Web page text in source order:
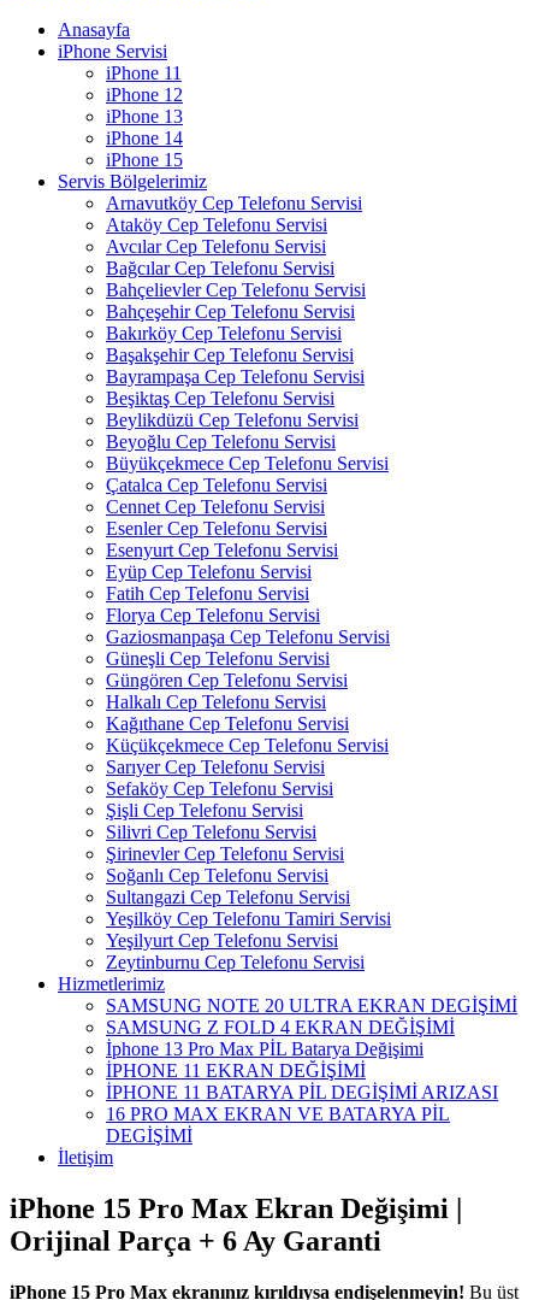
Anasayfa
iPhone Servisi
iPhone 11
iPhone 12
iPhone 13
iPhone 14
iPhone 15
Servis Bölgelerimiz
Arnavutköy Cep Telefonu Servisi
Ataköy Cep Telefonu Servisi
Avcılar Cep Telefonu Servisi
Bağcılar Cep Telefonu Servisi
Bahçelievler Cep Telefonu Servisi
Bahçeşehir Cep Telefonu Servisi
Bakırköy Cep Telefonu Servisi
Başakşehir Cep Telefonu Servisi
Bayrampaşa Cep Telefonu Servisi
Beşiktaş Cep Telefonu Servisi
Beylikdüzü Cep Telefonu Servisi
Beyoğlu Cep Telefonu Servisi
Büyükçekmece Cep Telefonu Servisi
Çatalca Cep Telefonu Servisi
Cennet Cep Telefonu Servisi
Esenler Cep Telefonu Servisi
Esenyurt Cep Telefonu Servisi
Eyüp Cep Telefonu Servisi
Fatih Cep Telefonu Servisi
Florya Cep Telefonu Servisi
Gaziosmanpaşa Cep Telefonu Servisi
Güneşli Cep Telefonu Servisi
Güngören Cep Telefonu Servisi
Halkalı Cep Telefonu Servisi
Kağıthane Cep Telefonu Servisi
Küçükçekmece Cep Telefonu Servisi
Sarıyer Cep Telefonu Servisi
Sefaköy Cep Telefonu Servisi
Şişli Cep Telefonu Servisi
Silivri Cep Telefonu Servisi
Şirinevler Cep Telefonu Servisi
Soğanlı Cep Telefonu Servisi
Sultangazi Cep Telefonu Servisi
Yeşilköy Cep Telefonu Tamiri Servisi
Yeşilyurt Cep Telefonu Servisi
Zeytinburnu Cep Telefonu Servisi
Hizmetlerimiz
SAMSUNG NOTE 20 ULTRA EKRAN DEGİŞİMİ
SAMSUNG Z FOLD 4 EKRAN DEĞİŞİMİ
İphone 13 Pro Max PİL Batarya Değişimi
İPHONE 11 EKRAN DEĞİŞİMİ
İPHONE 11 BATARYA PİL DEGİŞİMİ ARIZASI
16 PRO MAX EKRAN VE BATARYA PİL
DEGİŞİMİ
İletişim
iPhone 15 Pro Max Ekran Değişimi |
Orijinal Parça + 6 Ay Garanti
iPhone 15 Pro Max ekranınız kırıldıysa endişelenmeyin! Bu üst